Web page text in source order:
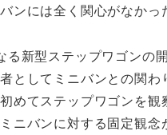
ンには全く関心がなかっ
る新型ステップワゴンの
としてミニバンとの関わ
めてステップワゴンを観
ニバンに対する固定観念